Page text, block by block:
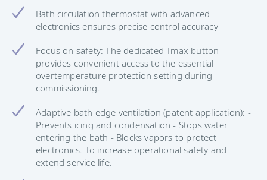
Bath circulation thermostat with advanced
electronics ensures precise control accuracy
Focus on safety: The dedicated Tmax button
provides convenient access to the essential
overtemperature protection setting during
commissioning.
Adaptive bath edge ventilation (patent application): -
Prevents icing and condensation - Stops water
entering the bath - Blocks vapors to protect
electronics. To increase operational safety and
extend service life.